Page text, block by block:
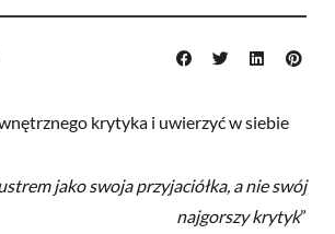
jako swoja przyjaciółka, a nie swój
najgorszy krytyk”